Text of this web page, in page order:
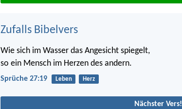
Zufalls Bibelvers
Wie sich im Wasser das Angesicht spiegelt,
so ein Mensch im Herzen des andern.
Sprüche 27:19 Leben Herz
Nächster Vers!